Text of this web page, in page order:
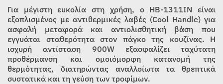
Για μέγιστη ευκολία στη χρήση, ο HB-1311IN είναι
εξοπλισμένος με αντιθερμικές λαβές (Cool Handle) για
ασφαλή μεταφορά και αντιολισθητική βάση που
εγγυάται σταθερότητα στον πάγκο της κουζίνας. Η
ισχυρή αντίσταση 900W εξασφαλίζει ταχύτατη
προθέρμανση και ομοιόμορφη κατανομή της
θερμότητας, διατηρώντας αναλλοίωτα τα θρεπτικά
συστατικά και τη γεύση των τροφίμων.